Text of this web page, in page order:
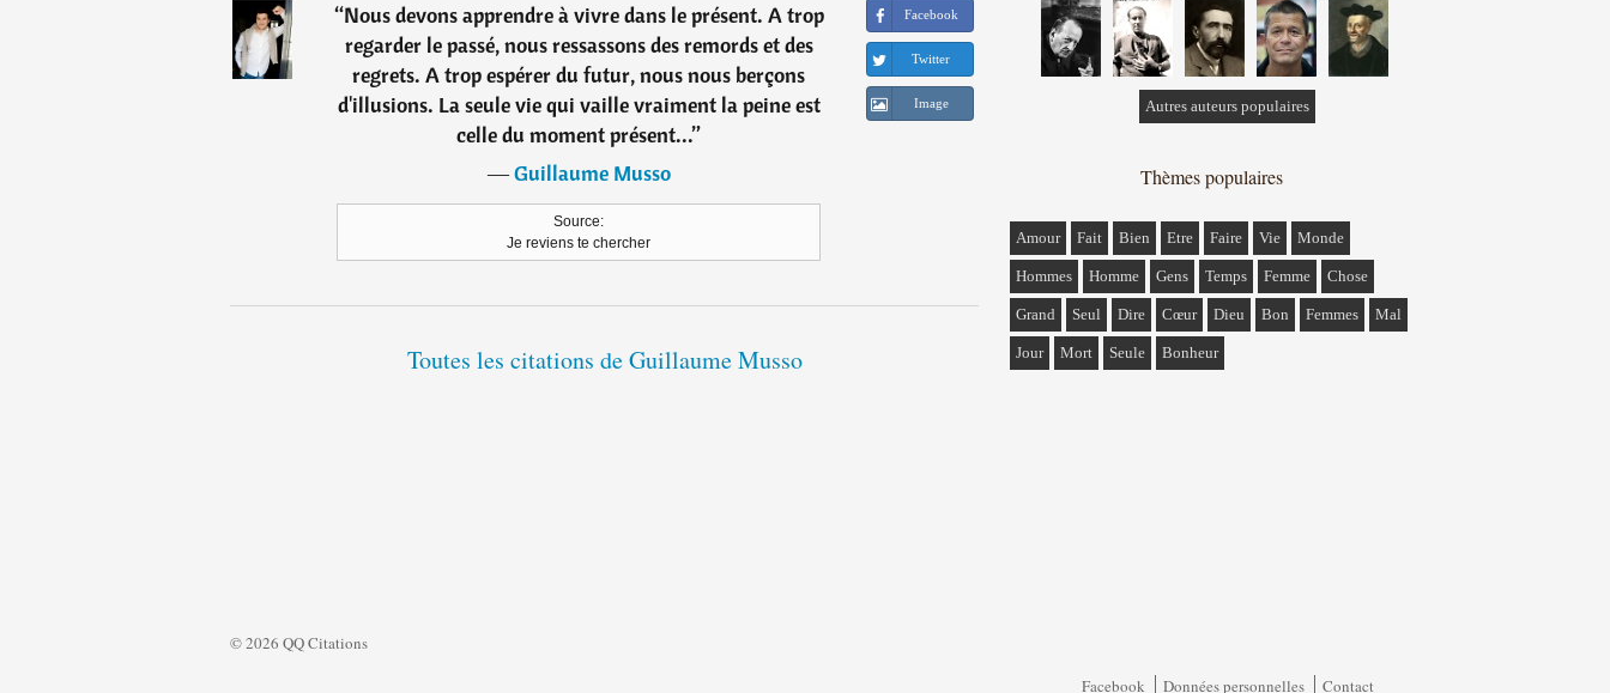
“Nous devons apprendre à vivre dans le présent. A trop
regarder le passé, nous ressassons des remords et des
regrets. A trop espérer du futur, nous nous berçons
d'illusions. La seule vie qui vaille vraiment la peine est
celle du moment présent...”
―Guillaume Musso
Source:
Je reviens te chercher
Facebook
Twitter
Image
Toutes les citations de Guillaume Musso
Autres auteurs populaires
Thèmes populaires
Amour Fait Bien Etre Faire Vie Monde
Hommes Homme Gens Temps Femme Chose
Grand Seul Dire Cœur Dieu Bon Femmes Mal
Jour Mort Seule Bonheur
© 2026 QQ Citations
Facebook
Données personnelles Contact